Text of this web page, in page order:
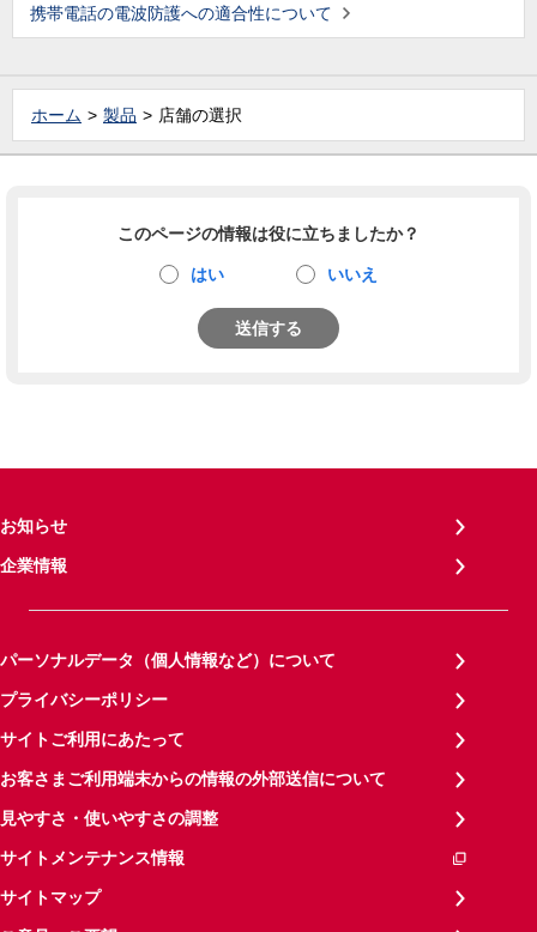
携帯電話の電波防護への適合性について
ホーム 製品 店舗の選択
このページの情報は役に立ちましたか？
はい いいえ
送信する
お知らせ
企業情報
パーソナルデータ（個人情報など）について
プライバシーポリシー
サイトご利用にあたって
お客さまご利用端末からの情報の外部送信について
見やすさ・使いやすさの調整
サイトメンテナンス情報
サイトマップ